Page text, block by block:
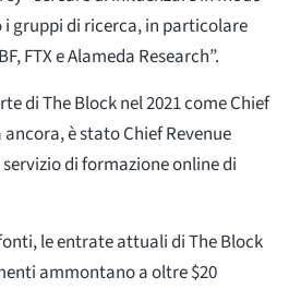
gruppi di ricerca, in particolare
FTX e Alameda Research”.
di The Block nel 2021 come Chief
è stato Chief Revenue
servizio di formazione online di
le entrate attuali di The Block
ammontano a oltre $20